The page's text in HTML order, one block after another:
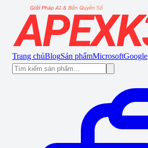
Trang chủBlogSản phẩmMicrosoftGoogle